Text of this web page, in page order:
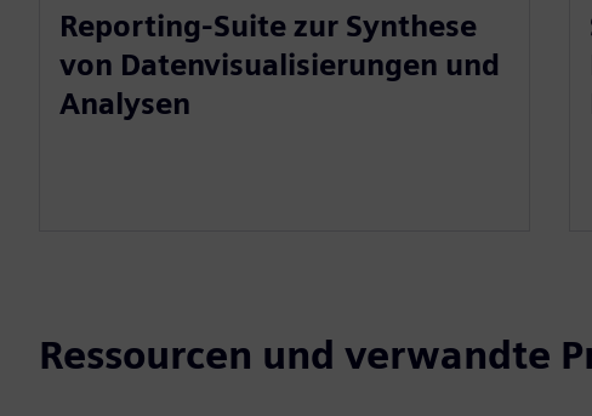
Reporting-Suite zur Synthese
von Datenvisualisierungen und
Analysen
Ressourcen und verwandte